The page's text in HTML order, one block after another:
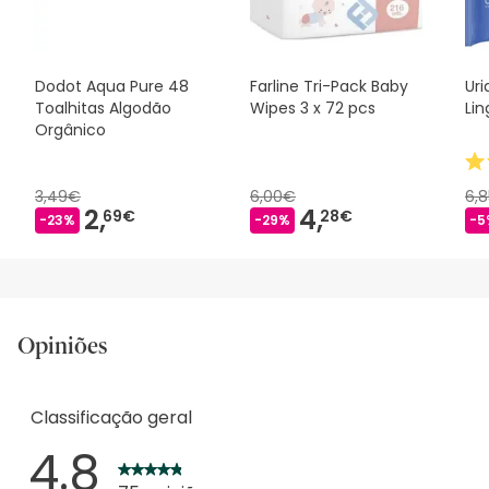
Dodot Aqua Pure 48
Toalhitas Algodão
Orgânico
3,49€
-23% 2,69€
Farline Tri-Pack Baby
Wipes 3 x 72 pcs
6,00€
-29% 4,28€ -
Opiniões
Classificação geral
4.8